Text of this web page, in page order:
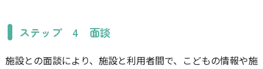
ステップ 4 面談
施設との面談により、施設と利用者間で、こどもの情報や施